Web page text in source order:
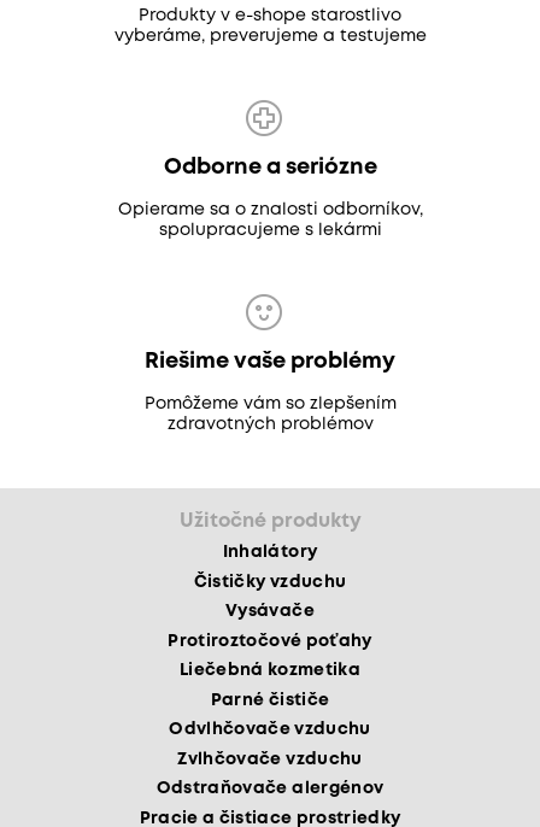
Produkty v e-shope starostlivo
vyberáme, preverujeme a testujeme
Odborne a seriózne
Opierame sa o znalosti odborníkov,
spolupracujeme s lekármi
Riešime vaše problémy
Pomôžeme vám so zlepšením
zdravotných problémov
Užitočné produkty
Inhalátory
Čističky vzduchu
Vysávače
Protiroztočové poťahy
Liečebná kozmetika
Parné čističe
Odvlhčovače vzduchu
Zvlhčovače vzduchu
Odstraňovače alergénov
Pracie a čistiace prostriedky